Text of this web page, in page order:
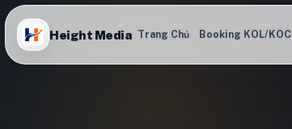
Height Media Trang Chủ Booking KOL/KOC